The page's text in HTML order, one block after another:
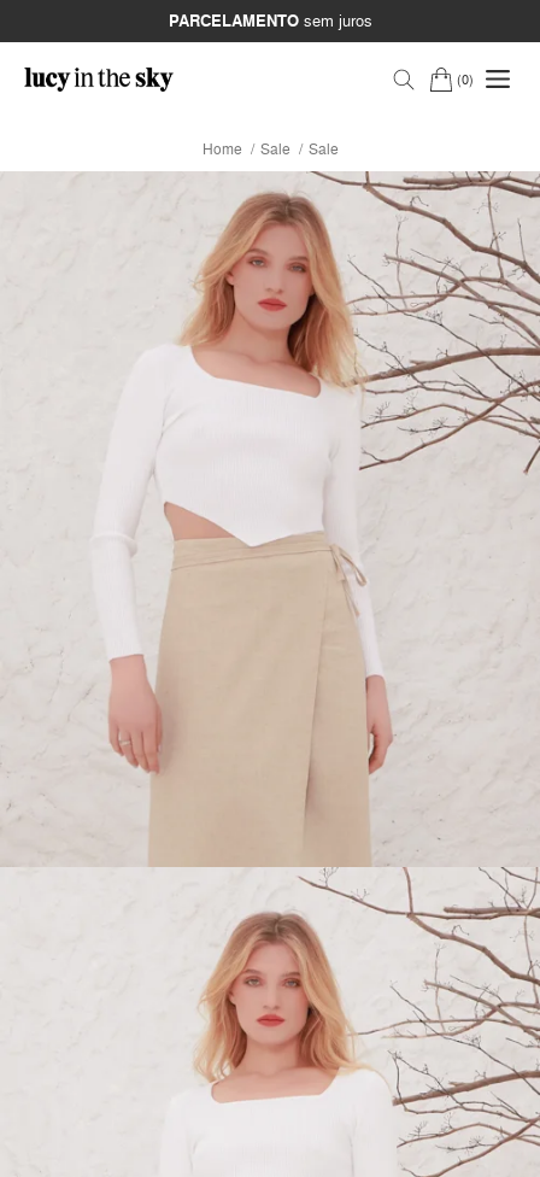
PARCELAMENTOsem juros
0
Home Sale Sale